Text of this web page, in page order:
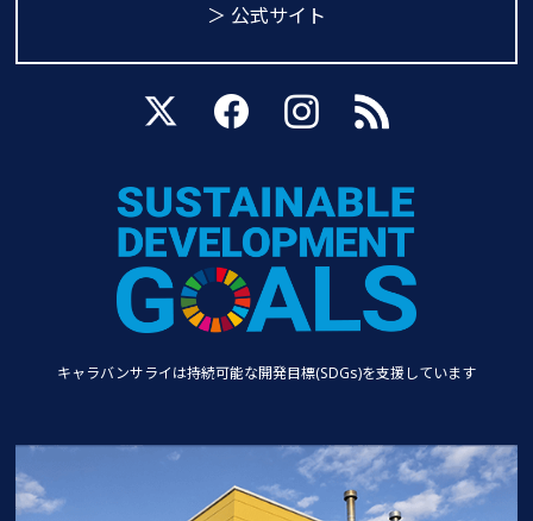
＞ 公式サイト
キャラバンサライは持続可能な開発目標(SDGs)を支援しています